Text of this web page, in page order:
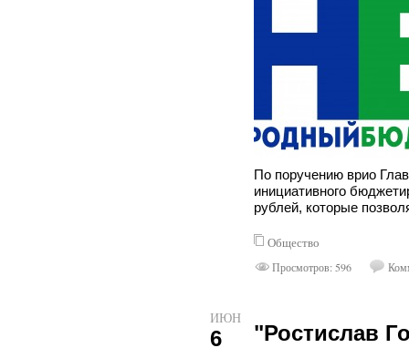
По поручению врио
инициативного
рублей, которые
Общество
Просмотров: 596
ИЮН
6
"Ростислав